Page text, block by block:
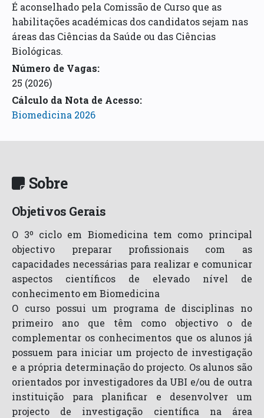
É aconselhado pela Comissão de Curso que as
habilitações académicas dos candidatos sejam nas
áreas das Ciências da Saúde ou das Ciências
Biológicas.
Número de Vagas:
25 (2026)
Cálculo da Nota de Acesso:
Biomedicina 2026
Sobre
Objetivos Gerais
O 3º ciclo em Biomedicina tem como principal
objectivo preparar profissionais com as
capacidades necessárias para realizar e comunicar
aspectos científicos de elevado nível de
conhecimento em Biomedicina
O curso possui um programa de disciplinas no
primeiro ano que têm como objectivo o de
complementar os conhecimentos que os alunos já
possuem para iniciar um projecto de investigação
e a própria determinação do projecto. Os alunos são
orientados por investigadores da UBI e/ou de outra
instituição para planificar e desenvolver um
projecto de investigação científica na área